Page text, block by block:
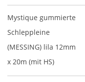
Mystique gummierte
Schleppleine
(MESSING) lila 12mm
x 20m (mit HS)